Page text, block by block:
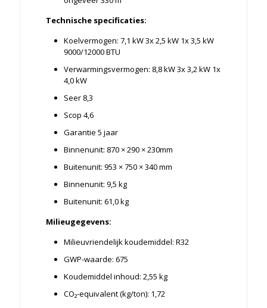
Technische specificaties:
Koelvermogen: 7,1 kW 3x 2,5 kW 1x 3,5 kW
9000/12000 BTU
Verwarmingsvermogen: 8,8 kW 3x 3,2 kW 1x
4,0 kW
Seer 8,3
Scop 4,6
Garantie 5 jaar
Binnenunit: 870 × 290 × 230mm
Buitenunit: 953 × 750 × 340 mm
Binnenunit: 9,5 kg
Buitenunit: 61,0 kg
Milieugegevens:
Milieuvriendelijk koudemiddel: R32
GWP-waarde: 675
Koudemiddel inhoud: 2,55 kg
CO₂-equivalent (kg/ton): 1,72